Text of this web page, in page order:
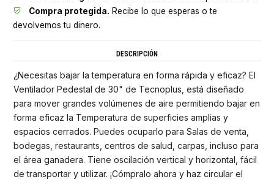
Compra protegida. Recibe lo que esperas o te
devolvemos tu dinero.
DESCRIPCIÓN
¿Necesitas bajar la temperatura en forma rápida y eficaz? El
Ventilador Pedestal de 30" de Tecnoplus, está diseñado
para mover grandes volúmenes de aire permitiendo bajar en
forma eficaz la Temperatura de superficies amplias y
espacios cerrados. Puedes ocuparlo para Salas de venta,
bodegas, restaurants, centros de salud, carpas, incluso para
el área ganadera. Tiene oscilación vertical y horizontal, fácil
de transportar y utilizar. ¡Cómpralo ahora y haz circular el